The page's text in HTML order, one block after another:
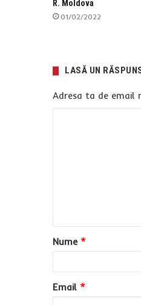
R. Moldova
01/02/2022
LASĂ UN
Adresa ta de email
a
r
u
*
Nume *
Email *